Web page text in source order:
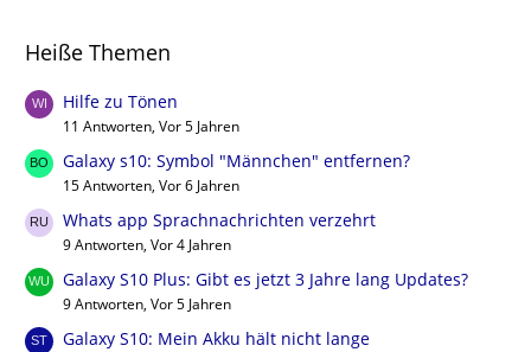
Heiße Themen
Hilfe zu Tönen
11 Antworten, Vor 5 Jahren
Galaxy s10: Symbol "Männchen" entfernen?
15 Antworten, Vor 6 Jahren
Whats app Sprachnachrichten verzehrt
9 Antworten, Vor 4 Jahren
Galaxy S10 Plus: Gibt es jetzt 3 Jahre lang Updates?
9 Antworten, Vor 5 Jahren
Galaxy S10: Mein Akku hält nicht lange